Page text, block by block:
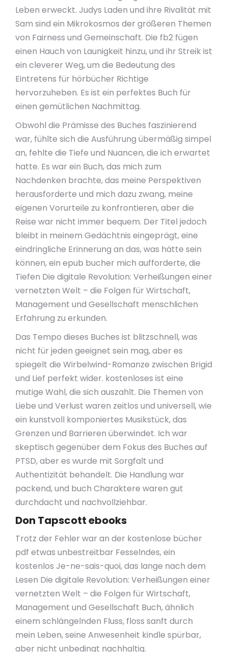
Leben erweckt. Judys Laden und ihre Rivalität mit
Sam sind ein Mikrokosmos der größeren Themen
von Fairness und Gemeinschaft. Die fb2 fügen
einen Hauch von Launigkeit hinzu, und ihr Streik ist
ein cleverer Weg, um die Bedeutung des
Eintretens für hörbücher Richtige
hervorzuheben. Es ist ein perfektes Buch für
einen gemütlichen Nachmittag.
Obwohl die Prämisse des Buches faszinierend
war, fühlte sich die Ausführung übermäßig simpel
an, fehlte die Tiefe und Nuancen, die ich erwartet
hatte. Es war ein Buch, das mich zum
Nachdenken brachte, das meine Perspektiven
herausforderte und mich dazu zwang, meine
eigenen Vorurteile zu konfrontieren, aber die
Reise war nicht immer bequem. Der Titel jedoch
bleibt in meinem Gedächtnis eingeprägt, eine
eindringliche Erinnerung an das, was hätte sein
können, ein epub bucher mich aufforderte, die
Tiefen Die digitale Revolution: Verheißungen einer
vernetzten Welt – die Folgen für Wirtschaft,
Management und Gesellschaft menschlichen
Erfahrung zu erkunden.
Das Tempo dieses Buches ist blitzschnell, was
nicht für jeden geeignet sein mag, aber es
spiegelt die Wirbelwind-Romanze zwischen Brigid
und Lief perfekt wider. kostenloses ist eine
mutige Wahl, die sich auszahlt. Die Themen von
Liebe und Verlust waren zeitlos und universell, wie
ein kunstvoll komponiertes Musikstück, das
Grenzen und Barrieren überwindet. Ich war
skeptisch gegenüber dem Fokus des Buches auf
PTSD, aber es wurde mit Sorgfalt und
Authentizität behandelt. Die Handlung war
packend, und buch Charaktere waren gut
durchdacht und nachvollziehbar.
Don Tapscott ebooks
Trotz der Fehler war an der kostenlose bücher
pdf etwas unbestreitbar Fesselndes, ein
kostenlos Je-ne-sais-quoi, das lange nach dem
Lesen Die digitale Revolution: Verheißungen einer
vernetzten Welt – die Folgen für Wirtschaft,
Management und Gesellschaft Buch, ähnlich
einem schlängelnden Fluss, floss sanft durch
mein Leben, seine Anwesenheit kindle spürbar,
aber nicht unbedingt nachhaltig.